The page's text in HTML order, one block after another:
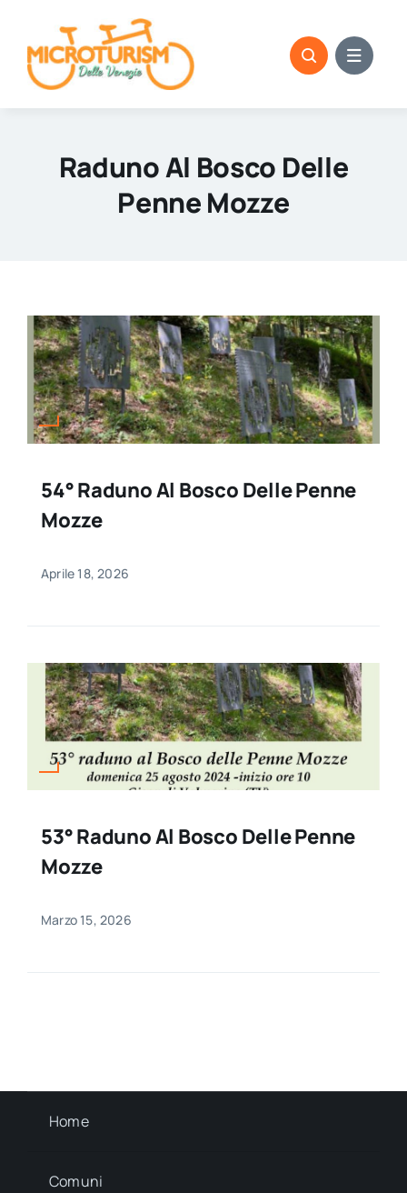
content
Raduno Al Bosco Delle
Penne Mozze
54° Raduno Al Bosco Delle Penne
Mozze
Aprile 18, 2026
53° Raduno Al Bosco Delle Penne
Mozze
Marzo 15, 2026
Home
Comuni